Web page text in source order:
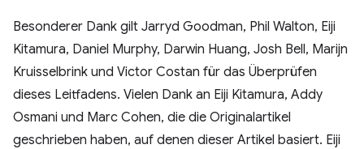
Besonderer Dank gilt Jarryd Goodman, Phil Walton, Eiji
Kitamura, Daniel Murphy, Darwin Huang, Josh Bell, Marijn
Kruisselbrink und Victor Costan für das Überprüfen
dieses Leitfadens. Vielen Dank an Eiji Kitamura, Addy
Osmani und Marc Cohen, die die Originalartikel
geschrieben haben, auf denen dieser Artikel basiert. Eiji